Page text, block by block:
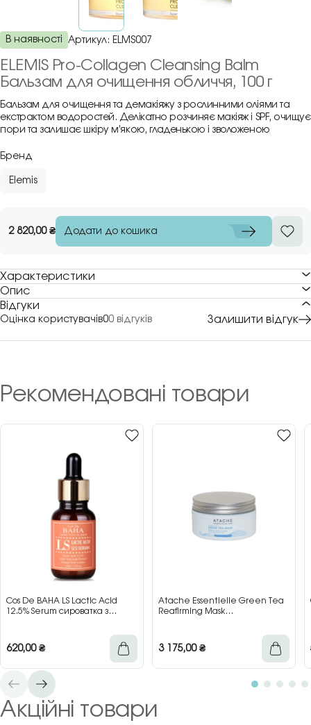
В наявності Артикул: ELMS007
ELEMIS Pro-Collagen Cleansing Balm
Бальзам для очищення обличчя, 100 г
Бальзам для очищення та демакіяжу з рослинними оліями та
екстрактом водоростей. Делікатно розчиняє макіяж і SPF, очищує
пори та залишає шкіру м’якою, гладенькою і зволоженою
Бренд
Elemis
2 820,00₴ Додати до кошика
Характеристики
Опис
Відгуки
Оцінка користувачів00 відгуків Залишити відгук
Рекомендовані товари
Cos De BAHA LS Lactic Acid
12.5% Serum сироватка з
620,00₴
Atache Essentielle Green Tea
Reafirming Mask
3 175,00₴
Акційні товари